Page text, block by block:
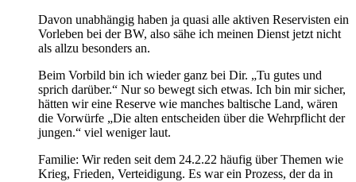
Davon unabhängig haben ja quasi alle aktiven Reservisten ein
Vorleben bei der BW, also sähe ich meinen Dienst jetzt nicht
als allzu besonders an.
Beim Vorbild bin ich wieder ganz bei Dir. „Tu gutes und
sprich darüber.“ Nur so bewegt sich etwas. Ich bin mir sicher,
hätten wir eine Reserve wie manches baltische Land, wären
die Vorwürfe „Die alten entscheiden über die Wehrpflicht der
jungen.“ viel weniger laut.
Familie: Wir reden seit dem 24.2.22 häufig über Themen wie
Krieg, Frieden, Verteidigung. Es war ein Prozess, der da in